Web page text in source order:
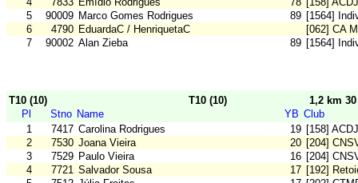
5
90009 Marco Gomes Rodrigues 89 [1564]
6
4790 EduardaC / HenriquetaC
[062] CA
7
90002 Alan Zieba 89 [1564]
T10 (10) T10 (10)
1,2 km
Pl
Stno Name YB Club
1
7417 Carolina Rodrigues 19 [158]
2
7530 Joana Vieira 20 [204]
3
7529 Paulo Vieira 16 [204]
4
7721 Salvador Sousa 17 [192]